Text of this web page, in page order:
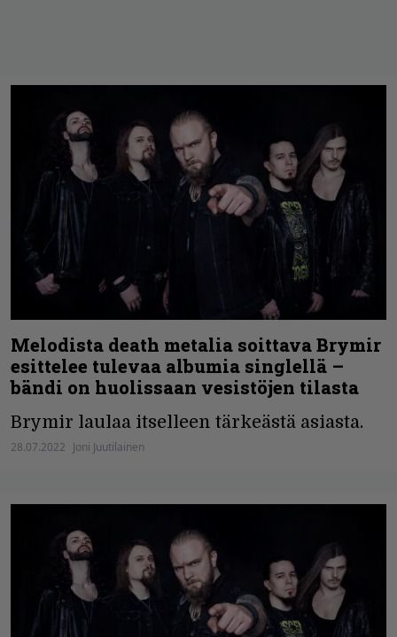
Melodista death metalia soittava Brymir
esittelee tulevaa albumia singlellä –
bändi on huolissaan vesistöjen tilasta
Brymir laulaa itselleen tärkeästä asiasta.
28.07.2022 Joni Juutilainen